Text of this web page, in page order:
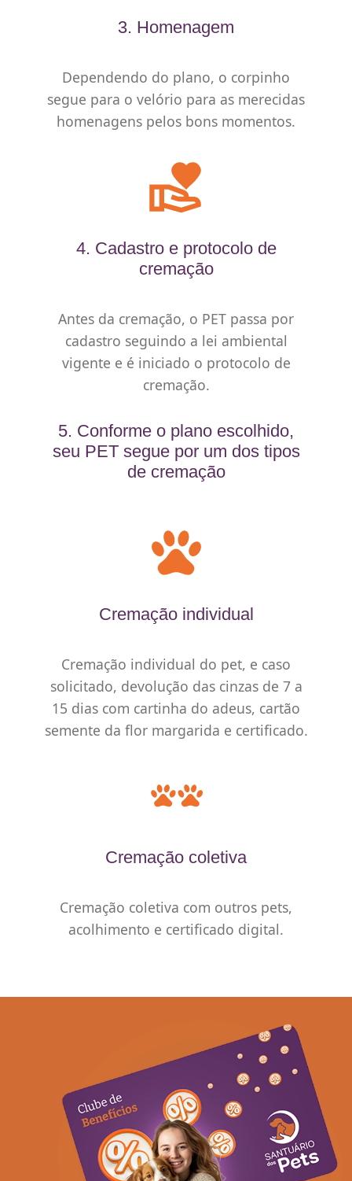
3. Homenagem
Dependendo do plano, o corpinho
segue para o velório para as merecidas
homenagens pelos bons momentos.
4. Cadastro e protocolo de
cremação
Antes da cremação, o PET passa por
cadastro seguindo a lei ambiental
vigente e é iniciado o protocolo de
cremação.
5. Conforme o plano escolhido,
seu PET segue por um dos tipos
de cremação
Cremação individual
Cremação individual do pet, e caso
solicitado, devolução das cinzas de 7 a
15 dias com cartinha do adeus, cartão
semente da flor margarida e certificado.
Cremação coletiva
Cremação coletiva com outros pets,
acolhimento e certificado digital.